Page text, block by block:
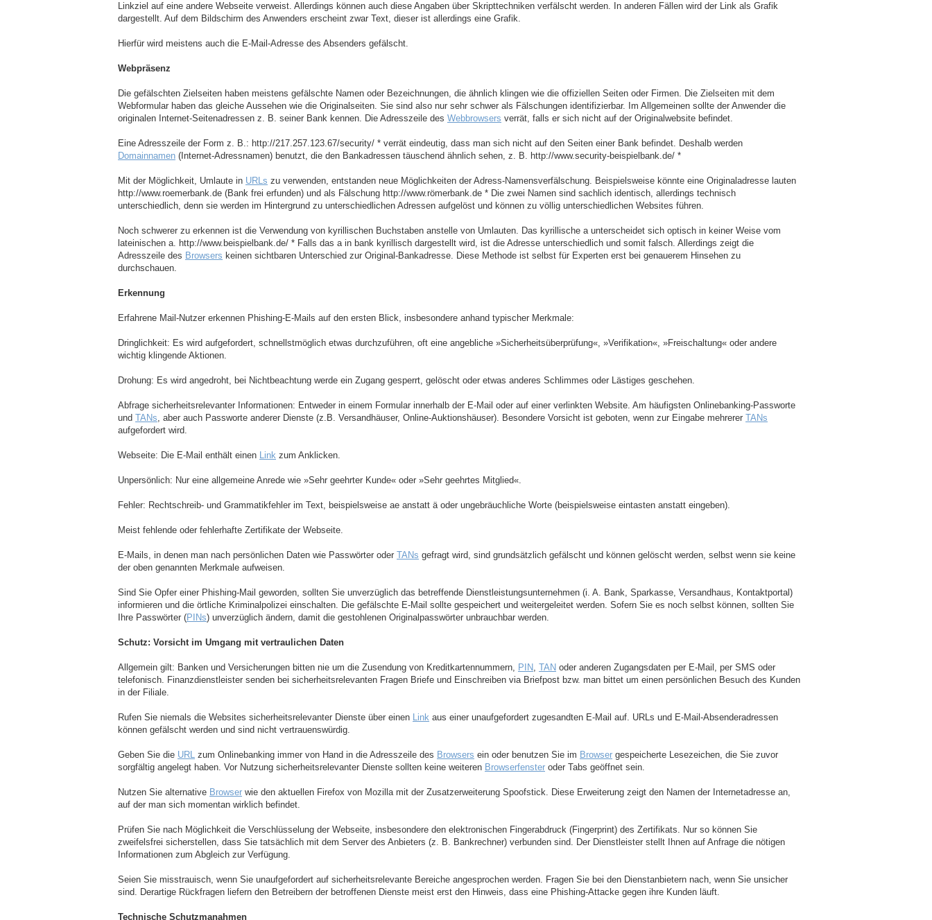
Linkziel auf eine andere Webseite verweist. Allerdings können auch diese Angaben über Skripttechniken verfälscht werden. In anderen Fällen wird der Link als Grafik
dargestellt. Auf dem Bildschirm des Anwenders erscheint zwar Text, dieser ist allerdings eine Grafik.
Hierfür wird meistens auch die E-Mail-Adresse des Absenders gefälscht.
Webpräsenz
Die gefälschten Zielseiten haben meistens gefälschte Namen oder Bezeichnungen, die ähnlich klingen wie die offiziellen Seiten oder Firmen. Die Zielseiten mit dem
Webformular haben das gleiche Aussehen wie die Originalseiten. Sie sind also nur sehr schwer als Fälschungen identifizierbar. Im Allgemeinen sollte der Anwender die
originalen Internet-Seitenadressen z. B. seiner Bank kennen. Die Adresszeile des Webbrowsers verrät, falls er sich nicht auf der Originalwebsite befindet.
Eine Adresszeile der Form z. B.: http://217.257.123.67/security/ * verrät eindeutig, dass man sich nicht auf den Seiten einer Bank befindet. Deshalb werden
Domainnamen (Internet-Adressnamen) benutzt, die den Bankadressen täuschend ähnlich sehen, z. B. http://www.security-beispielbank.de/ *
Mit der Möglichkeit, Umlaute in URLs zu verwenden, entstanden neue Möglichkeiten der Adress-Namensverfälschung. Beispielsweise könnte eine Originaladresse lauten
http://www.roemerbank.de (Bank frei erfunden) und als Fälschung http://www.römerbank.de * Die zwei Namen sind sachlich identisch, allerdings technisch
unterschiedlich, denn sie werden im Hintergrund zu unterschiedlichen Adressen aufgelöst und können zu völlig unterschiedlichen Websites führen.
Noch schwerer zu erkennen ist die Verwendung von kyrillischen Buchstaben anstelle von Umlauten. Das kyrillische a unterscheidet sich optisch in keiner Weise vom
lateinischen a. http://www.beispielbank.de/ * Falls das a in bank kyrillisch dargestellt wird, ist die Adresse unterschiedlich und somit falsch. Allerdings zeigt die
Adresszeile des Browsers keinen sichtbaren Unterschied zur Original-Bankadresse. Diese Methode ist selbst für Experten erst bei genauerem Hinsehen zu
durchschauen.
Erkennung
Erfahrene Mail-Nutzer erkennen Phishing-E-Mails auf den ersten Blick, insbesondere anhand typischer Merkmale:
Dringlichkeit: Es wird aufgefordert, schnellstmöglich etwas durchzuführen, oft eine angebliche »Sicherheitsüberprüfung«, »Verifikation«, »Freischaltung« oder andere
wichtig klingende Aktionen.
Drohung: Es wird angedroht, bei Nichtbeachtung werde ein Zugang gesperrt, gelöscht oder etwas anderes Schlimmes oder Lästiges geschehen.
Abfrage sicherheitsrelevanter Informationen: Entweder in einem Formular innerhalb der E-Mail oder auf einer verlinkten Website. Am häufigsten Onlinebanking-Passworte
und TANs, aber auch Passworte anderer Dienste (z.B. Versandhäuser, Online-Auktionshäuser). Besondere Vorsicht ist geboten, wenn zur Eingabe mehrerer TANs
aufgefordert wird.
Webseite: Die E-Mail enthält einen Link zum Anklicken.
Unpersönlich: Nur eine allgemeine Anrede wie »Sehr geehrter Kunde« oder »Sehr geehrtes Mitglied«.
Fehler: Rechtschreib- und Grammatikfehler im Text, beispielsweise ae anstatt ä oder ungebräuchliche Worte (beispielsweise eintasten anstatt eingeben).
Meist fehlende oder fehlerhafte Zertifikate der Webseite.
E-Mails, in denen man nach persönlichen Daten wie Passwörter oder TANs gefragt wird, sind grundsätzlich gefälscht und können gelöscht werden, selbst wenn sie keine
der oben genannten Merkmale aufweisen.
Sind Sie Opfer einer Phishing-Mail geworden, sollten Sie unverzüglich das betreffende Dienstleistungsunternehmen (i. A. Bank, Sparkasse, Versandhaus, Kontaktportal)
informieren und die örtliche Kriminalpolizei einschalten. Die gefälschte E-Mail sollte gespeichert und weitergeleitet werden. Sofern Sie es noch selbst können, sollten Sie
Ihre Passwörter (PINs) unverzüglich ändern, damit die gestohlenen Originalpasswörter unbrauchbar werden.
Schutz: Vorsicht im Umgang mit vertraulichen Daten
Allgemein gilt: Banken und Versicherungen bitten nie um die Zusendung von Kreditkartennummern, PIN, TAN oder anderen Zugangsdaten per E-Mail, per SMS oder
telefonisch. Finanzdienstleister senden bei sicherheitsrelevanten Fragen Briefe und Einschreiben via Briefpost bzw. man bittet um einen persönlichen Besuch des Kunden
in der Filiale.
Rufen Sie niemals die Websites sicherheitsrelevanter Dienste über einen Link aus einer unaufgefordert zugesandten E-Mail auf. URLs und E-Mail-Absenderadressen
können gefälscht werden und sind nicht vertrauenswürdig.
Geben Sie die URL zum Onlinebanking immer von Hand in die Adresszeile des Browsers ein oder benutzen Sie im Browser gespeicherte Lesezeichen, die Sie zuvor
sorgfältig angelegt haben. Vor Nutzung sicherheitsrelevanter Dienste sollten keine weiteren Browserfenster oder Tabs geöffnet sein.
Nutzen Sie alternative Browser wie den aktuellen Firefox von Mozilla mit der Zusatzerweiterung Spoofstick. Diese Erweiterung zeigt den Namen der Internetadresse an,
auf der man sich momentan wirklich befindet.
Prüfen Sie nach Möglichkeit die Verschlüsselung der Webseite, insbesondere den elektronischen Fingerabdruck (Fingerprint) des Zertifikats. Nur so können Sie
zweifelsfrei sicherstellen, dass Sie tatsächlich mit dem Server des Anbieters (z. B. Bankrechner) verbunden sind. Der Dienstleister stellt Ihnen auf Anfrage die nötigen
Informationen zum Abgleich zur Verfügung.
Seien Sie misstrauisch, wenn Sie unaufgefordert auf sicherheitsrelevante Bereiche angesprochen werden. Fragen Sie bei den Dienstanbietern nach, wenn Sie unsicher
sind. Derartige Rückfragen liefern den Betreibern der betroffenen Dienste meist erst den Hinweis, dass eine Phishing-Attacke gegen ihre Kunden läuft.
Technische Schutzmanahmen